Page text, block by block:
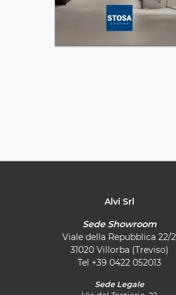
Alvi Srl
Sede Showroom
Viale della Repubblica 22/2
31020 Villorba (Treviso)
Tel +39 0422 052013
Sede Legale